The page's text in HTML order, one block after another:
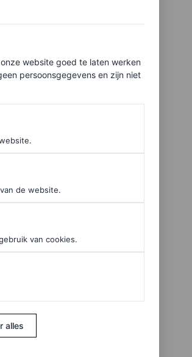
uur
Het is
website goed te laten werken
persoonsgegevens en zijn niet
de website.
van cookies.
alles